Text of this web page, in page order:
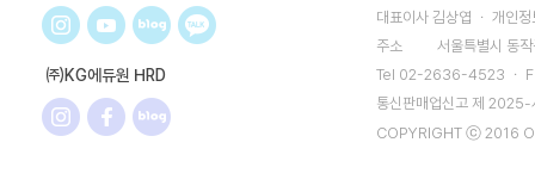
㈜KG에듀원 HRD
대표이사 김상엽 ㆍ 개인
주소
서울특별시 동
Tel 02-2636-4523 ㆍ
통신판매업신고 제
COPYRIGHT ⓒ 2016